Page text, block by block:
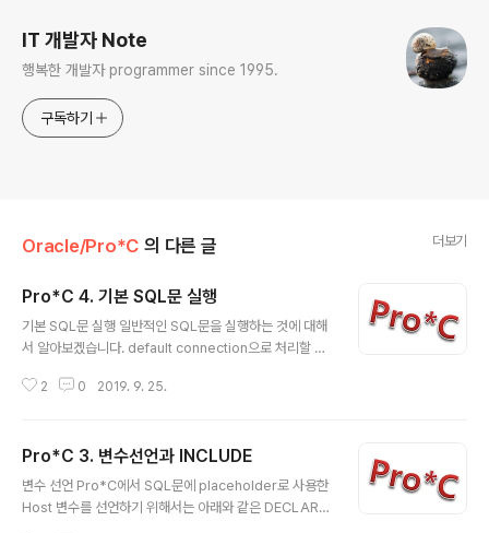
IT 개발자 Note
행복한 개발자 programmer since 1995.
구독하기
Oracle/Pro*C 의 다른 글 더보기
Pro*C 4. 기본 SQL문 실행
기본 SQL문 실행 일반적인 SQL문을 실행하는 것에 대해
서 알아보겠습니다. default connection으로 처리할 경
ar emp_name[54]; char job[32]; long salary; lon
salary FROM emp WHERE empno = :emp_numb
er; if(sqlca.sqlcode != 0) { // 오류이면 if(sqlca.sqlc
ode == 1403) { // 조건에 맞는 데이터가 없으면... print
2 0 2019. 9. 25.
Pro*C 3. 변수선언과 INCLUDE
변수 선언 Pro*C에서 SQL문에 placeholder로 사용한
Host 변수를 선언하기 위해서는 아래와 같은 DECLARE